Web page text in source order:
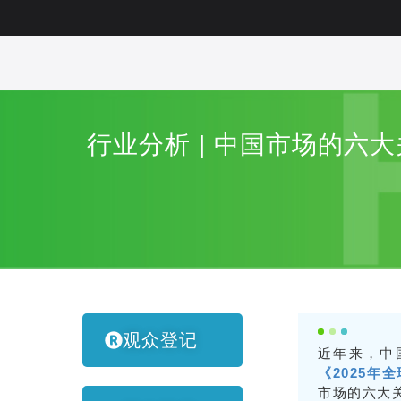
行业分析 | 中国市场的六
观众登记
近年来，中
《2025年
市场的六大